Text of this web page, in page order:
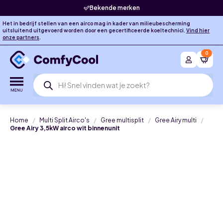
Bekende merken
Het in bedrijf stellen van een airco mag in kader van milieubescherming
uitsluitend uitgevoerd worden door een gecertificeerde koeltechnici. Vind hier
onze partners.
Producten
zoeken
0
Home Multi Split Airco's Gree multisplit
Gree Airy multi
Gree Airy 3,5kW airco wit binnenunit